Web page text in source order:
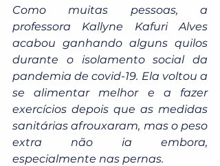
Como muitas pessoas, a
professora Kallyne Kafuri Alves
acabou ganhando alguns quilos
durante o isolamento social da
pandemia de covid-19. Ela voltou a
se alimentar melhor e a fazer
exercícios depois que as medidas
sanitárias afrouxaram, mas o peso
extra não ia embora,
especialmente nas pernas.